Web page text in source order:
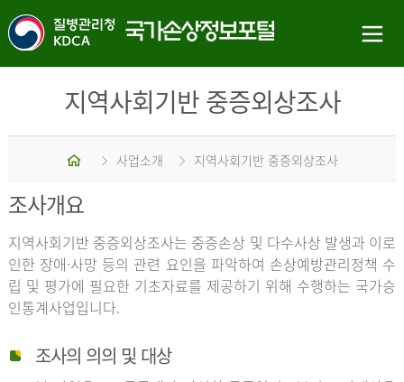
지역사회기반 중증외상조사
홈 사업소개 지역사회기반 중증외상조사
조사개요
지역사회기반 중증외상조사는 중증손상 및 다수사상 발생과 이로
인한 장애·사망 등의 관련 요인을 파악하여 손상예방관리정책 수
립 및 평가에 필요한 기초자료를 제공하기 위해 수행하는 국가승
인통계사업입니다.
조사의 의의 및 대상